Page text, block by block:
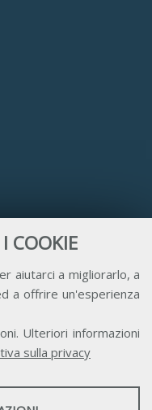
COOKIE
aiutarci a migliorarlo, a
a offrire un'esperienza
Ulteriori informazioni
sulla privacy